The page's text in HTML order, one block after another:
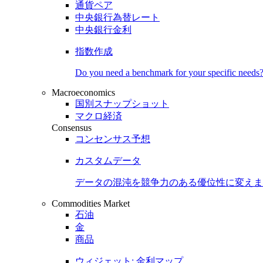
通貨ペア
中央銀行為替レート
中央銀行金利
指数作成
Do you need a benchmark for your specific needs?
Macroeconomics
国別スナップショット
マクロ経済
Consensus
コンセンサス予想
カスタムデータ
データの混沌を競争力のある優位性に変え
Commodities Market
石油
金
商品
ウィジェット: 金利マップ